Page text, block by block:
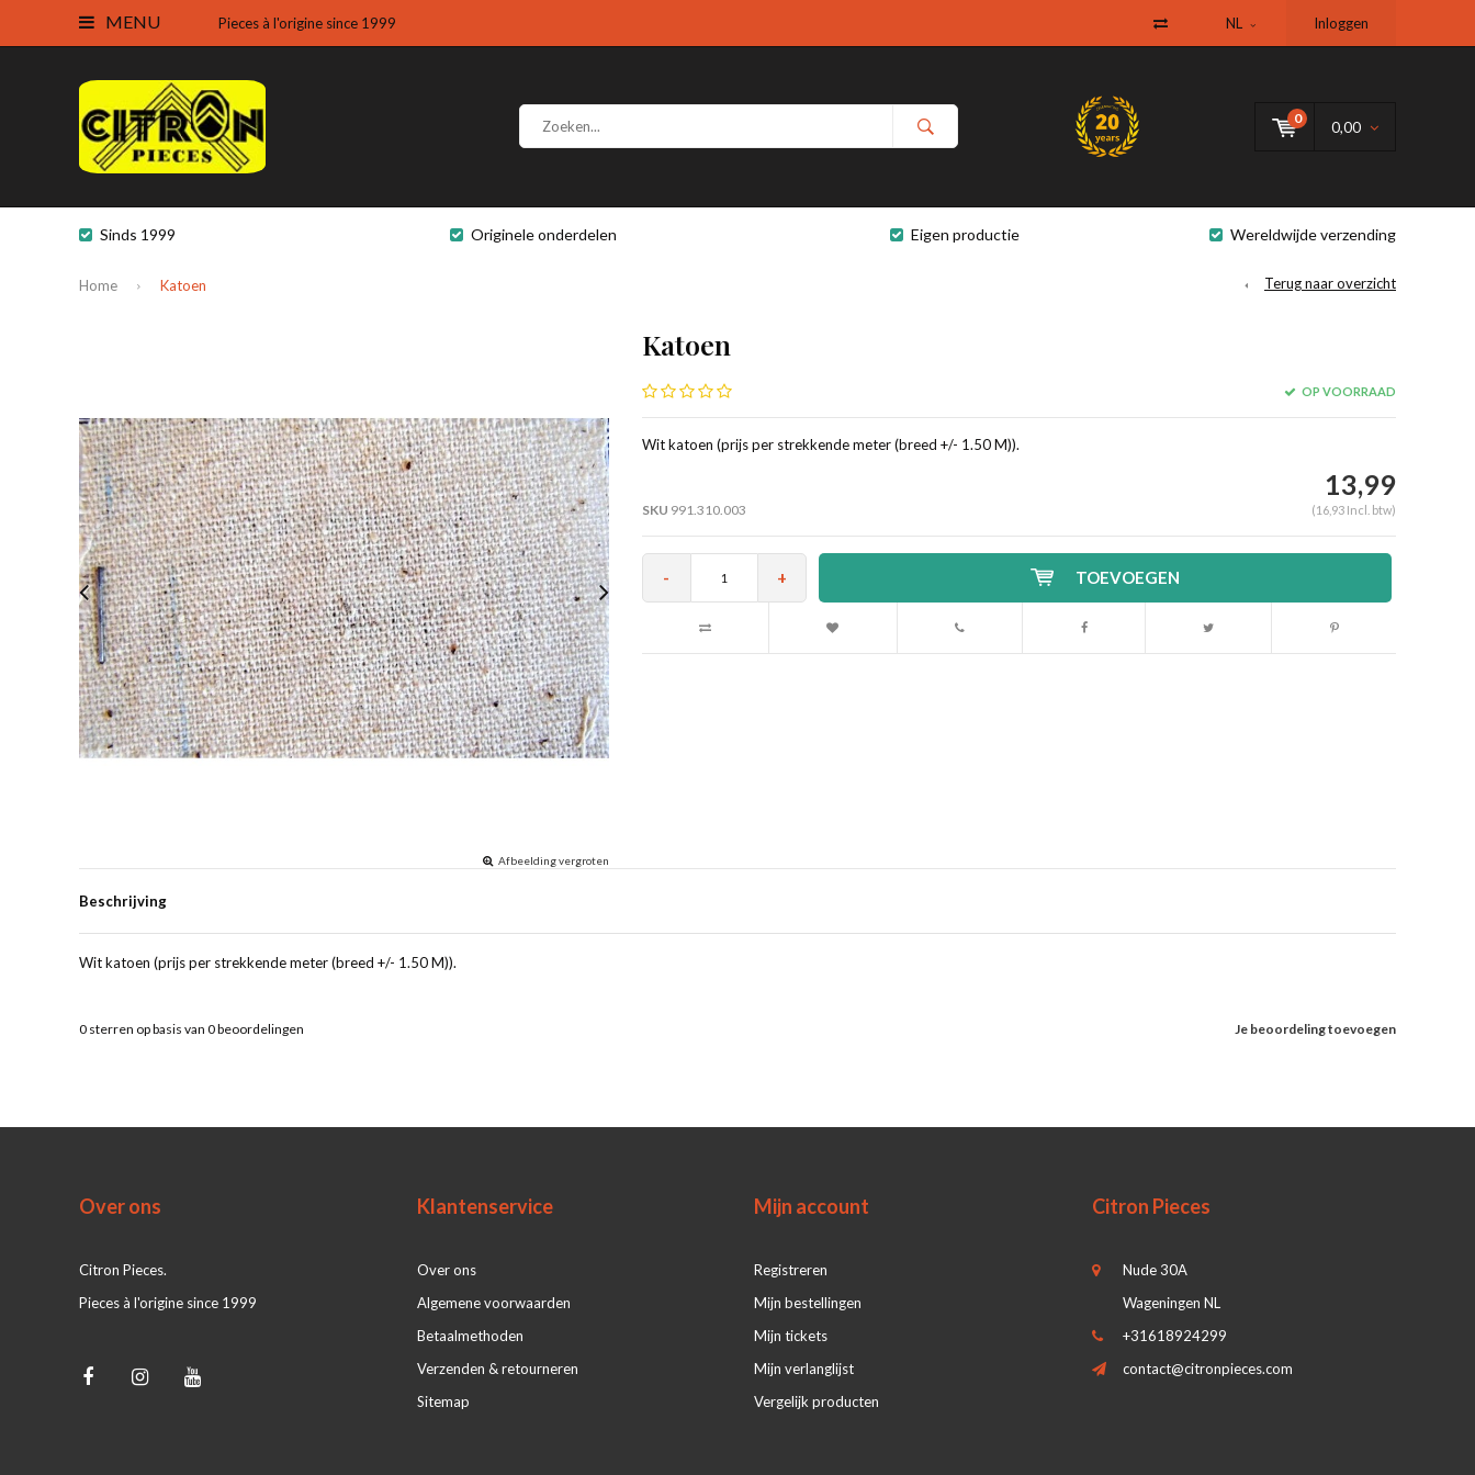
MENU Pieces à l'origine since 1999 NL Inloggen
0
0,00
Sinds 1999 Originele onderdelen Eigen productie Wereldwijde verzending
Home Katoen Terug naar overzicht
Afbeelding vergroten
Katoen
OP VOORRAAD
Wit katoen (prijs per strekkende meter (breed +/- 1.50 M)).
SKU 991.310.003
13,99
(16,93 Incl. btw)
- + TOEVOEGEN
Beschrijving
Wit katoen (prijs per strekkende meter (breed +/- 1.50 M)).
Je beoordeling toevoegen
0 sterren op basis van 0beoordelingen
Over ons
Citron Pieces.
Pieces à l'origine since 1999
Klantenservice
Over ons
Algemene voorwaarden
Betaalmethoden
Verzenden & retourneren
Sitemap
Mijn account
Registreren
Mijn bestellingen
Mijn tickets
Mijn verlanglijst
Vergelijk producten
Citron Pieces
Nude 30A
Wageningen NL
+31618924299
contact@citronpieces.com